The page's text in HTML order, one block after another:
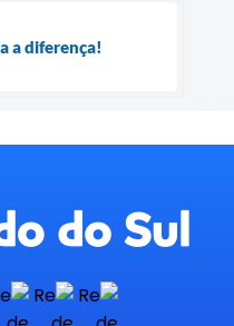
a diferença!